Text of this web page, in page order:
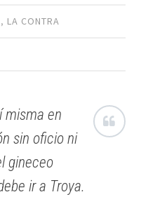
, LA CONTRA
misma en
sin oficio ni
gineceo
ir a Troya.